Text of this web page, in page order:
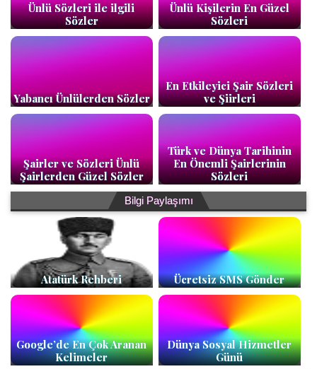
Ünlü Sözleri ile ilgili
Sözler
Ünlü Kişilerin En Güzel
Sözleri
Yabancı Ünlülerden Sözler
En Etkileyici Şair Sözleri
ve Şiirleri
Şairler ve Sözleri Ünlü
Şairlerden Güzel Sözler
Türk ve Dünya Tarihinin
En Önemli Şairlerinin
Sözleri
Bilgi Paylaşımı
Atatürk Rehberi Ücretsiz SMS Gönder
Google’de En Çok Aranan
Kelimeler
Dünya Sosyal Hizmetler
Günü